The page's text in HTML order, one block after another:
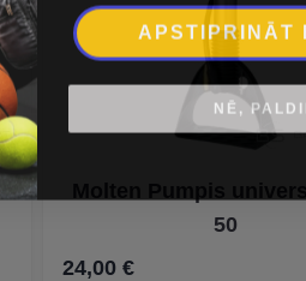
50
24,00 €
APSTIPRINĀT
NĒ,